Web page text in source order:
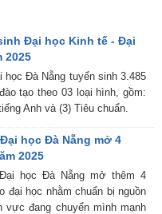
Đại học Kinh tế - Đại
2025
Đà Nẵng tuyển sinh 3.485
tạo theo 03 loại hình, gồm:
Anh và (3) Tiêu chuẩn.
học Đà Nẵng mở 4
2025
học Đà Nẵng mở thêm 4
đại học nhằm chuẩn bị nguồn
đang chuyển mình mạnh